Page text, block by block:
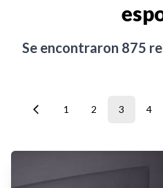
Se encontraron 875
1 2 3 4